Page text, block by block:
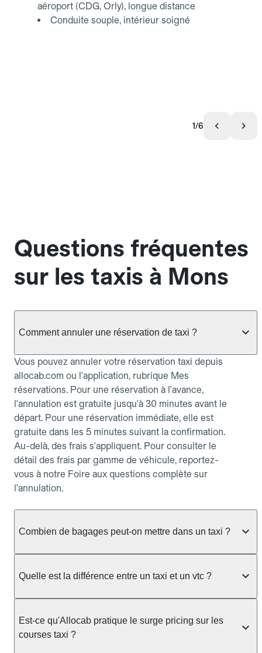
aéroport (CDG, Orly), longue distance
Conduite souple, intérieur soigné
1/6
Questions fréquentes
sur les taxis à Mons
Comment annuler une réservation de taxi ?
Vous pouvez annuler votre réservation taxi depuis
allocab.com ou l'application, rubrique Mes
réservations. Pour une réservation à l'avance,
l'annulation est gratuite jusqu'à 30 minutes avant le
départ. Pour une réservation immédiate, elle est
gratuite dans les 5 minutes suivant la confirmation.
Au-delà, des frais s'appliquent. Pour consulter le
détail des frais par gamme de véhicule, reportez-
vous à notre Foire aux questions complète sur
l'annulation.
Combien de bagages peut-on mettre dans un taxi ?
taxi berline accueille en général jusqu'à 3 bagages
ou nombreux, précisez-le dans le champ "Message
au chauffeur" lors de la réservation. Le prix n'est
pas impacté par le nombre de bagages.
Quelle est la différence entre un taxi et un vtc ?
prendre en charge directement dans la rue, à une
station ou sur réservation, avec un tarif au
Est-ce qu'Allocab pratique le surge pricing sur les
courses taxi ?